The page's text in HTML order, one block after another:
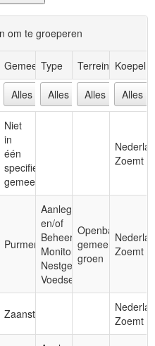
om te groeperen
GemeenteType Terrein Koepel
Niet
in
één
specifieke
gemeente
Zoemt
Purmerend
Aanleg
en/of
Beheer;
Monitoring;
Nestgelegenheid;
Voedsel
Openbaar,
gemeentelijk
groen
Zoemt
Zaanstad
Zoemt